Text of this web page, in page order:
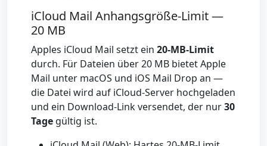
iCloud Mail Anhangsgröße-Limit —
20 MB
Apples iCloud Mail setzt ein 20-MB-Limit
durch. Für Dateien über 20 MB bietet Apple
Mail unter macOS und iOS Mail Drop an —
die Datei wird auf iCloud-Server hochgeladen
und ein Download-Link versendet, der nur30
Tage gültig ist.